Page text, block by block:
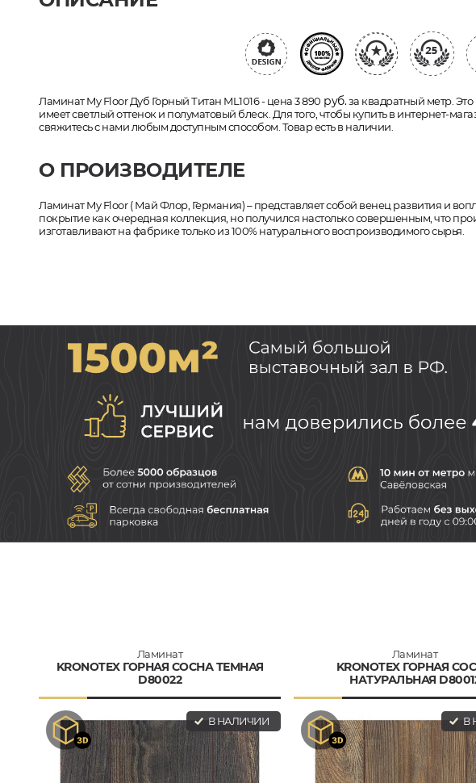
Ламинат My Floor Дуб Горный Титан ML1016 - цена 3 890 руб.за квадратный метр.
имеет светлый оттенок и полуматовый блеск. Для того, чтобы купить в интернет-
свяжитесь с нами любым доступным способом. Товар есть в наличии.
О ПРОИЗВОДИТЕЛЕ
Ламинат My Floor ( Май Флор, Германия) – представляет собой венец развития и
покрытие как очередная коллекция, но получился настолько совершенным, что
изготавливают на фабрике только из 100% натурального воспроизводимого сырья.
Ламинат
KRONOTEX ГОРНАЯ СОСНА ТЕМНАЯ
D80022
В НАЛИЧИИ
Ламинат
KRONOTEX ГОРНАЯ
НАТУРАЛЬНАЯ
В